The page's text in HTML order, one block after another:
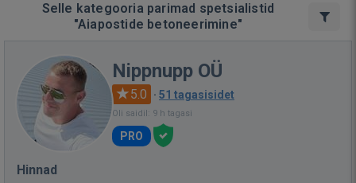
Selle kategooria parimad spetsialistid
"Aiapostide betoneerimine"
Nippnupp OÜ
5.0 · 51 tagasisidet
Oli saidil: 9 h tagasi
PRO
Hinnad